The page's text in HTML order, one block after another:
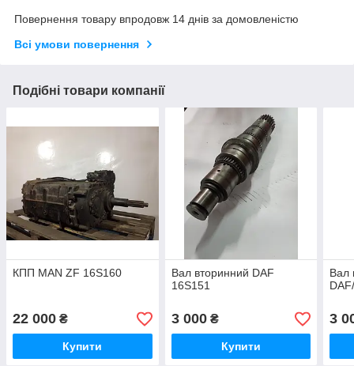
Повернення товару впродовж 14 днів за домовленістю
Всі умови повернення
Подібні товари компанії
КПП MAN ZF 16S160
22 000 ₴
Купити
Вал вторинний DAF
16S151
3 000₴
Купити
Вал
3